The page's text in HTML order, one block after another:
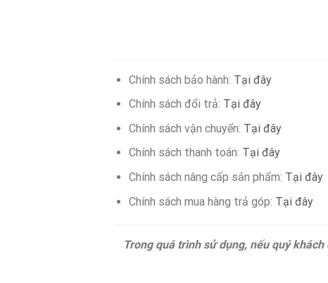
Chính sách bảo hành: Tại đây
Chính sách đổi trả: Tại đây
Chính sách vận chuyển: Tại đây
Chính sách thanh toán: Tại đây
Chính sách nâng cấp sản phẩm: Tại đây
Chính sách mua hàng trả góp: Tại đây
Trong quá trình sử dụng, nếu quý